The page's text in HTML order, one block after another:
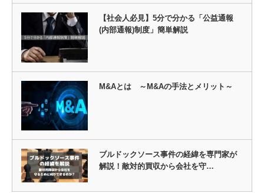
【社会人必見】5分で分かる「公益通報
(内部通報)制度」簡単解説
M&Aとは ～M&Aの手法とメリット～
ブルドックソース事件の経緯を専門家が
解説！敵対的買収から会社を守…